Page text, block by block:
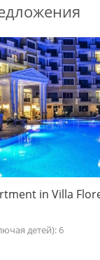
in Villa
детей): 6